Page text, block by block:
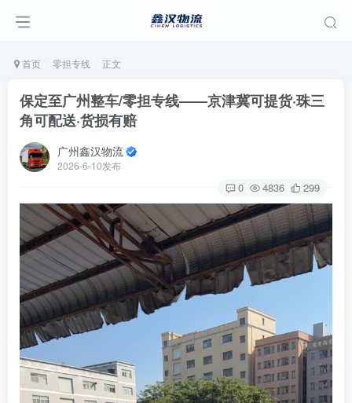
首页 零担专线 正文
保定至广州整车/零担专线——京津冀可提货·珠三
角可配送·货损有赔
广州鑫汉物流
2026-6-10发布
0 4836 299